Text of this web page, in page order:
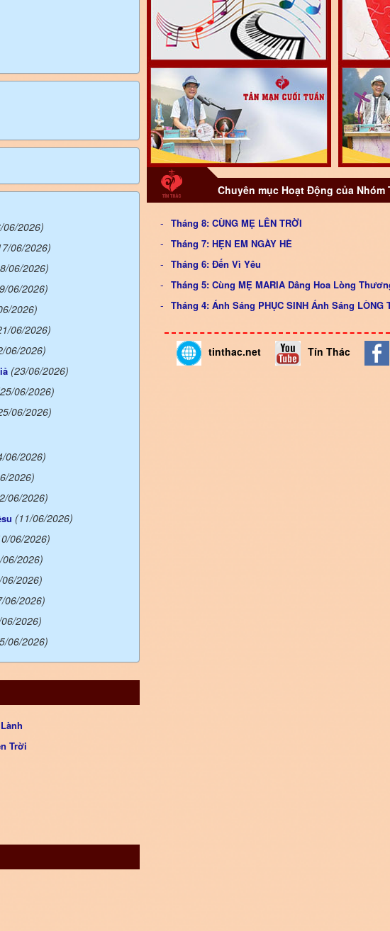
06/2026)
06/2026)
06/2026)
06/2026)
2026)
06/2026)
06/2026)
(23/06/2026)
06/2026)
06/2026)
06/2026)
2026)
06/2026)
(11/06/2026)
06/2026)
06/2026)
2026)
06/2026)
2026)
06/2026)
Trời
Chuyên mục Hoạt Động của
Tháng 8: CÙNG MẸ LÊN TRỜI
Tháng 7: HẸN EM NGÀY HÈ
Tháng 6: Đến Vì Yêu
Tháng 5: Cùng MẸ MARIA Dâng Hoa Lòng
Tháng 4: Ánh Sáng PHỤC SINH Ánh Sáng LÒNG
tinthac.net Tín Thác